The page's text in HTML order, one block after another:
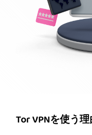
Tor VPNを使う